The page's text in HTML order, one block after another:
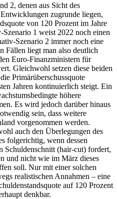
2, denen aus Sicht des
zugrunde liegen,
von 120 Prozent im Jahre
1 weist 2022 noch einen
Szenario 2 immer noch eine
Fällen liegt man also deutlich
Euro-Finanzministern für
Gleichwohl setzen diese beiden
Primärüberschussquote
Jahren kontinuierlich steigt. Ein
höhere
Es wird jedoch darüber hinaus
sein, dass weitere
vorgenommen werden.
auch den Überlegungen des
folgerichtig, wenn dessen
Schuldenschnitt (hair-cut) fordert,
und nicht wie im März dieses
soll. Nur mit einer solchen
realistischen Annahmen – eine
auf 120 Prozent
denkbar.